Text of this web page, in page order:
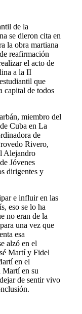
de la
se dieron cita en
la obra martiana
reafirmación
el acto de
a la II
que
capital de todos
miembro del
Cuba en La
de
Rivero,
Alejandro
Jóvenes
dirigentes y
e influir en las
eso se lo ha
no eran de la
una vez que
esa
alzó en el
Martí y Fidel
en el
en su
de sentir vivo